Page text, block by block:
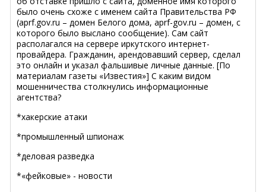
было очень схоже с именем сайта Правительства РФ
(aprf.gov.ru – домен Белого дома, aprf-gov.ru – домен, с
которого было выслано сообщение). Сам сайт
располагался на сервере иркутского интернет-
провайдера. Гражданин, арендовавший сервер, сделал
это онлайн и указал фальшивые личные данные. [По
материалам газеты «Известия»] С каким видом
мошенничества столкнулись информационные
агентства?
*хакерские атаки
*промышленный шпионаж
*деловая разведка
*«фейковые» - новости